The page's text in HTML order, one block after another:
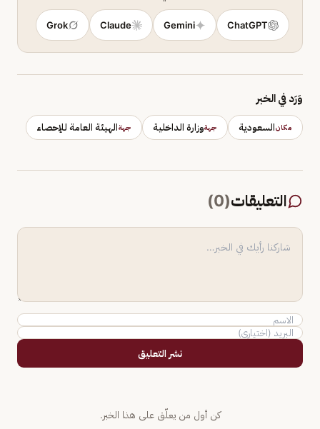
ChatGPT
Gemini
Claude
Grok
وَرَد في الخبر
مكانالسعودية جهةوزارة الداخلية جهةالهيئة العامة للإحصاء
التعليقات(
0
)
نشر التعليق
كن أول من يعلّق على هذا الخبر.